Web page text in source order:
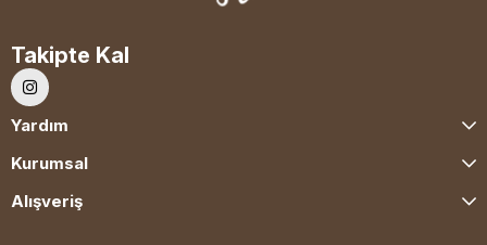
Takipte Kal
Yardım
Kurumsal
Alışveriş